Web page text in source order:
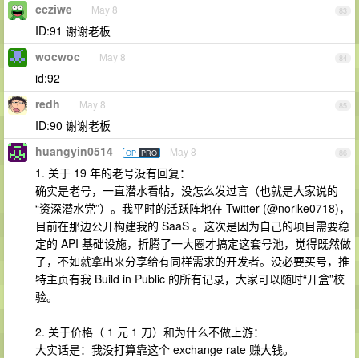
83
ccziwe May 8
ID:91 谢谢老板
84
wocwoc May 8
id:92
85
redh May 8
ID:90 谢谢老板
86
huangyin0514 OP PRO May 8
1. 关于 19 年的老号没有回复：
确实是老号，一直潜水看帖，没怎么发过言（也就是大家说的
“资深潜水党”）。我平时的活跃阵地在 Twitter (@norike0718)，
目前在那边公开构建我的 SaaS 。这次是因为自己的项目需要稳
定的 API 基础设施，折腾了一大圈才搞定这套号池，觉得既然做
了，不如就拿出来分享给有同样需求的开发者。没必要买号，推
特主页有我 Build in Public 的所有记录，大家可以随时“开盒”校
验。
2. 关于价格（ 1 元 1 刀）和为什么不做上游：
大实话是：我没打算靠这个 exchange rate 赚大钱。